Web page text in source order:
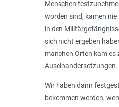
Menschen
worden sind, kamen
in den
sich nicht ergeben
manchen Orten kam es
Auseinandersetzungen.
Wir haben dann
bekommen werden,